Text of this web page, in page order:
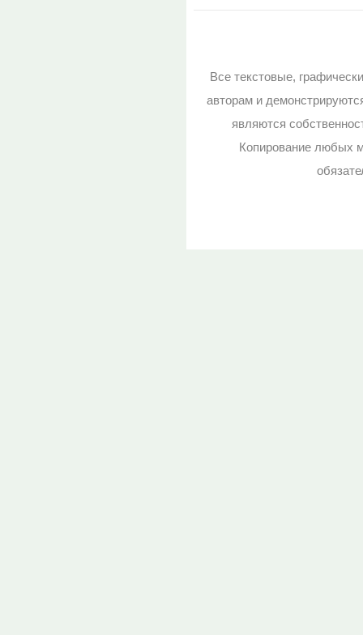
Все текстовые,
авторам и
являются
Копирование любых